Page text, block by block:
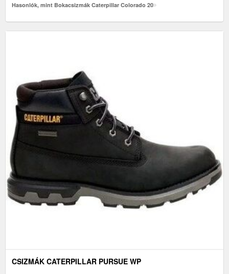
Hasonlók, mint Bokacsizmák Caterpillar Colorado 20
CSIZMÁK CATERPILLAR PURSUE WP